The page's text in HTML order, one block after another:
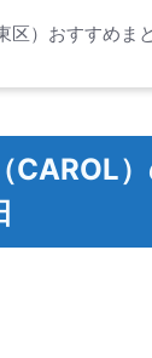
区）おすすめま
CAROL